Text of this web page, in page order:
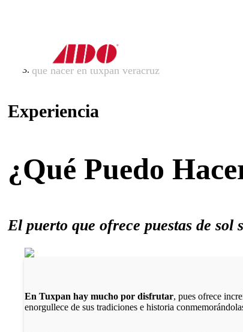
experiencias
que hacer en tuxpan veracruz
Experiencia
¿Qué Puedo
El puerto que ofrece puestas de sol
En Tuxpan hay mucho por disfrutar, pues ofrece
enorgullece de sus tradiciones e historia